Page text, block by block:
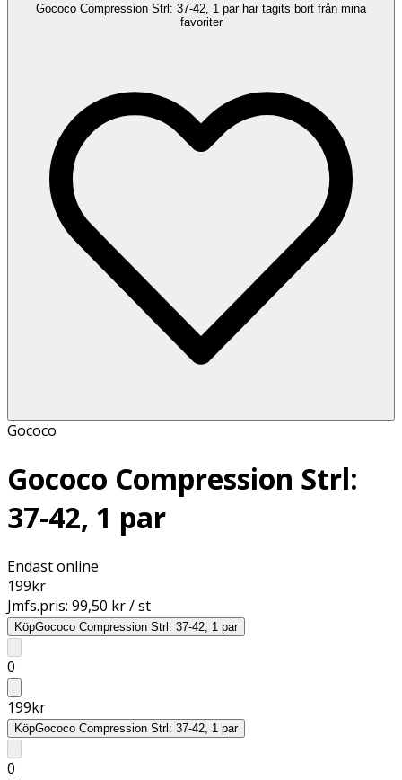
Gococo Compression Strl: 37-42, 1 par har tagits bort från mina
favoriter
Gococo
Gococo Compression Strl:
37-42, 1 par
Endast online
199kr
Jmfs.pris: 99,50 kr / st
KöpGococo Compression Strl: 37-42, 1 par
0
199kr
KöpGococo Compression Strl: 37-42, 1 par
0